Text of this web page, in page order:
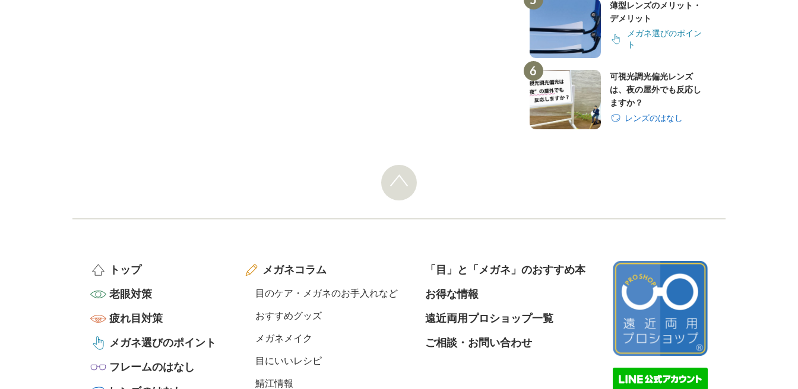
薄型レンズのメリット・
デメリット
メガネ選びのポイン
ト
可視光調光偏光レンズ
は、夜の屋外でも反応し
ますか？
レンズのはなし
トップ
老眼対策
疲れ目対策
メガネ選びのポイント
フレームのはなし
メガネコラム
目のケア・メガネのお手入れなど
おすすめグッズ
メガネメイク
目にいいレシピ
鯖江情報
「目」と「メガネ」のおすすめ本
お得な情報
遠近両用プロショップ一覧
ご相談・お問い合わせ